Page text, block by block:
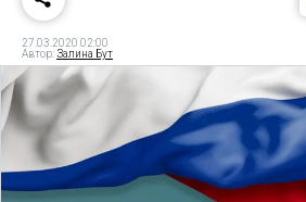
27.03.2020 02:00
Автор:Залина Бут